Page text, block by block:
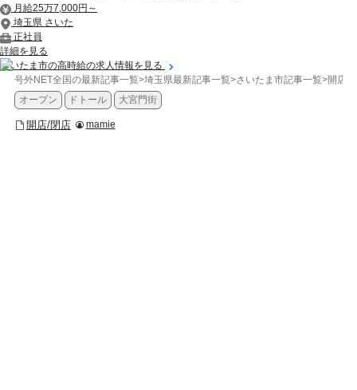
月給25万7,000円～
埼玉県 さいた
正社員
詳細を見る
さいたま市の高時給の求人情報を見る
号外NET全国の最新記事一覧>埼玉県最新記事一覧>さいたま市記事一覧>開店/
オープン
ドトール 大宮門街
開店/閉店 mamie